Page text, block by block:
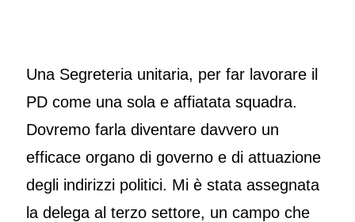
Una Segreteria unitaria, per far lavorare il
PD come una sola e affiatata squadra.
Dovremo farla diventare davvero un
efficace organo di governo e di attuazione
degli indirizzi politici. Mi è stata assegnata
la delega al terzo settore, un campo che